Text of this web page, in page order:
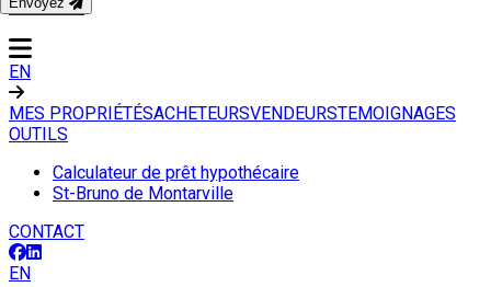
CONTACT
EN
MES PROPRIÉTÉSACHETEURSVENDEURSTEMOIGNAGES
OUTILS
Calculateur de prêt hypothécaire
St-Bruno de Montarville
CONTACT
EN